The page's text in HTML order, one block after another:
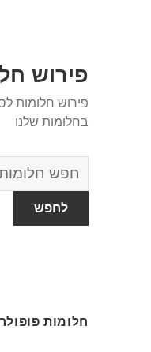
פירוש
פירוש חלומות
בחלומות שלנו
מילון
החלומות
חלומות